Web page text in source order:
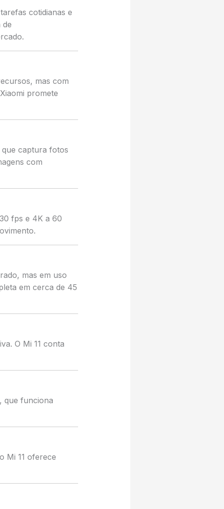
cotidianas e
de
mas com
promete
que captura fotos
com
fps e 4K a 60
mas em uso
em cerca de 45
O Mi 11 conta
que funciona
Mi 11 oferece